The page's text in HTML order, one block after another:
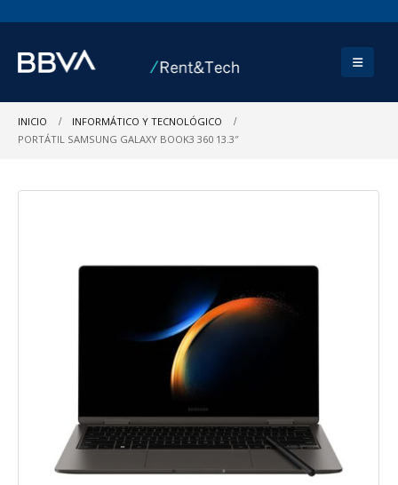
INICIO
INFORMÁTICO Y TECNOLÓGICO
PORTÁTIL SAMSUNG GALAXY BOOK3 360 13.3″